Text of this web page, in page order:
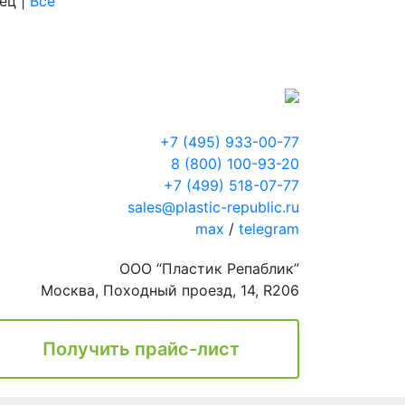
+7 (495) 933-00-77
8 (800) 100-93-20
+7 (499) 518-07-77
sales@plastic-republic.ru
max / telegram
ООО “Пластик Репаблик”
Москва, Походный проезд, 14, R206
Получить прайс-лист